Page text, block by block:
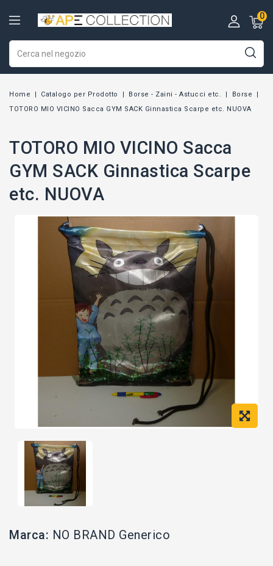
0
Home Catalogo per Prodotto Borse - Zaini - Astucci etc.
Borse
TOTORO MIO VICINO Sacca GYM SACK Ginnastica Scarpe etc. NUOVA
TOTORO MIO VICINO Sacca
GYM SACK Ginnastica Scarpe
etc. NUOVA
Marca: NO BRAND Generico